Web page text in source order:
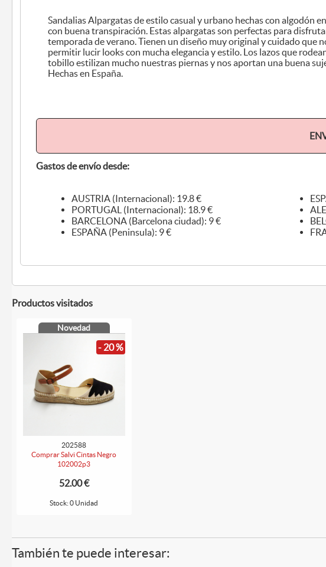
Sandalias Alpargatas de estilo casual y urbano hechas con algodón
con buena transpiración. Estas alpargatas son perfectas para disfrutar de la
temporada de verano. Tienen un diseño muy original y cuidado que nos va a
permitir lucir looks con mucha elegancia y estilo. Los lazos que rodean nuestro
tobillo estilizan mucho nuestras piernas y nos aportan una buena sujeción.
Hechas en España.
Gastos de envío desde:
AUSTRIA (Internacional): 19.8 €
PORTUGAL (Internacional): 18.9 €
BARCELONA (Barcelona ciudad): 9 €
ESPAÑA (Peninsula): 9 €
Productos visitados
Novedad
- 20 %
202588
Comprar Salvi Cintas Negro
102002p3
52.00 €
Stock: 0 Unidad
También te puede interesar: